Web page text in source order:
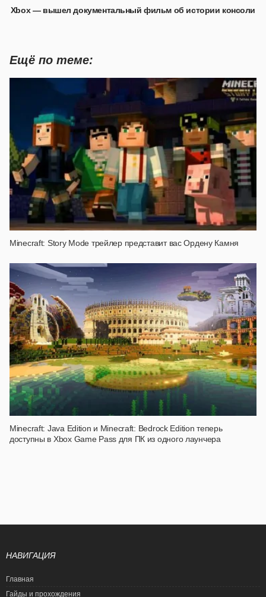
Xbox — вышел документальный фильм об истории консоли
Ещё по теме:
Minecraft: Story Mode трейлер представит вас Ордену Камня
Minecraft: Java Edition и Minecraft: Bedrock Edition теперь
доступны в Xbox Game Pass для ПК из одного лаунчера
НАВИГАЦИЯ
Главная
Гайды и прохождения